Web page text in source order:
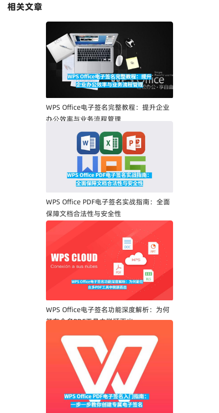
相关文章
WPS Office电子签名完整教程：提升企业
办公效率与业务流程管理
WPS Office PDF电子签名实战指南：全面
保障文档合法性与安全性
WPS Office电子签名功能深度解析：为何
能在众多PDF工具中脱颖而出